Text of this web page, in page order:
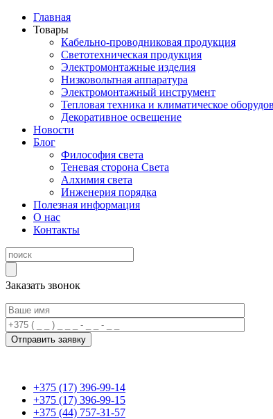
Главная
Товары
Кабельно-проводниковая продукция
Светотехническая продукция
Электромонтажные изделия
Низковольтная аппаратура
Электромонтажный инструмент
Тепловая техника и климатическое
Декоративное освещение
Новости
Блог
Философия света
Теневая сторона Света
Алхимия света
Инженерия порядка
Полезная информация
О нас
Контакты
Заказать звонок
+375 (17) 396-99-14
+375 (17) 396-99-15
+375 (44) 757-31-57